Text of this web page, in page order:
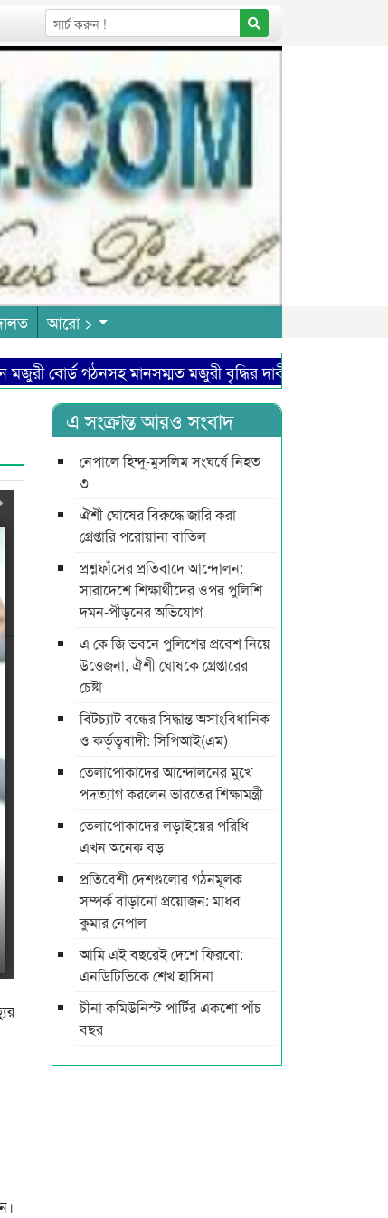
আরো >
গঠনসহ মানসম্মত মজুরী বৃদ্ধির দাবী চা শ্রমিক ইউনিয়নের
এ সংক্রান্ত আরও সংবাদ
নেপালে হিন্দু-মুসলিম সংঘর্ষে নিহত
৩
ঐশী ঘোষের বিরুদ্ধে জারি করা
গ্রেপ্তারি পরোয়ানা বাতিল
প্রশ্নফাঁসের প্রতিবাদে আন্দোলন:
সারাদেশে শিক্ষার্থীদের ওপর পুলিশি
দমন-পীড়নের অভিযোগ
এ কে জি ভবনে পুলিশের প্রবেশ নিয়ে
উত্তেজনা, ঐশী ঘোষকে গ্রেপ্তারের
চেষ্টা
বিটচ্যাট বন্ধের সিদ্ধান্ত অসাংবিধানিক
ও কর্তৃত্ববাদী: সিপিআই(এম)
তেলাপোকাদের আন্দোলনের মুখে
পদত্যাগ করলেন ভারতের শিক্ষামন্ত্রী
তেলাপোকাদের লড়াইয়ের পরিধি
এখন অনেক বড়
প্রতিবেশী দেশগুলোর গঠনমূলক
সম্পর্ক বাড়ানো প্রয়োজন: মাধব
কুমার নেপাল
আমি এই বছরেই দেশে ফিরবো:
এনডিটিভিকে শেখ হাসিনা
চীনা কমিউনিস্ট পার্টির একশো পাঁচ
বছর